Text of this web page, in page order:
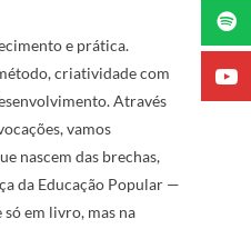
e prática.
criatividade com
Através
vamos
nascem das brechas,
da Educação Popular —
só em livro, mas na